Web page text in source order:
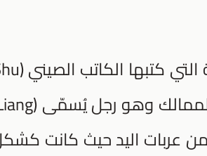
عربات اليد حيث كانت